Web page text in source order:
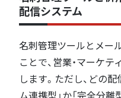
配信システム
名刺管理ツールとメー
ことで、営業・マーケ
します。ただし、どの
ム連携型」か「完全分